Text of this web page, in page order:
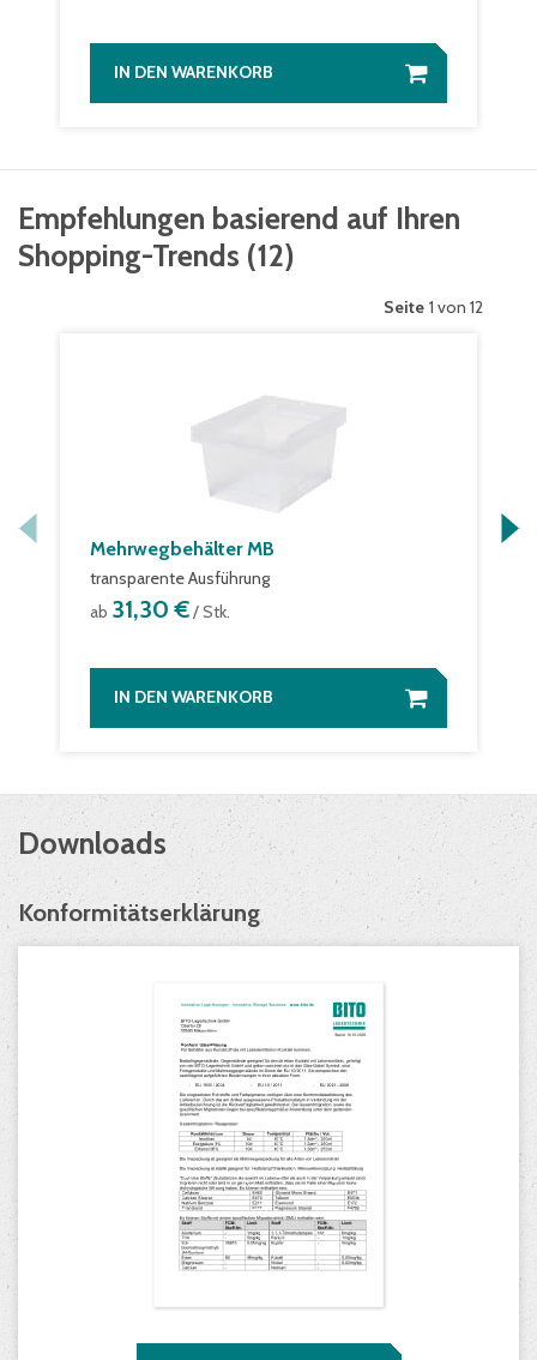
IN DEN WARENKORB
Empfehlungen basierend auf Ihren
Shopping-Trends (12)
Seite 1 von 12
Mehrwegbehälter MB
transparente Ausführung
ab 31,30 €/ Stk.
IN DEN WARENKORB
Downloads
Konformitätserklärung